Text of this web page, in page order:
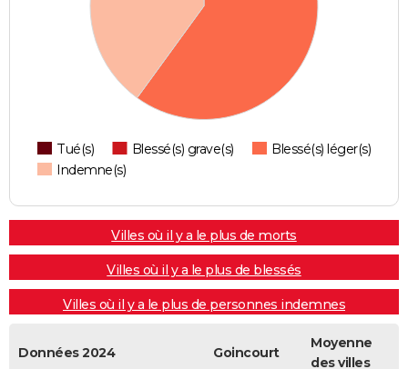
Tué(s) Blessé(s) grave(s)
Blessé(s) léger(s)
Indemne(s)
Villes où il y a le plus de morts
Villes où il y a le plus de blessés
Villes où il y a le plus de personnes indemnes
Données 2024 Goincourt
Moyenne
des villes